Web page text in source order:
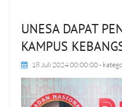
UNESA DAPAT
KAMPUS
18 Juli 2024 00:00:00-